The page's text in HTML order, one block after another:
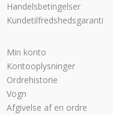
Handelsbetingelser
Kundetilfredshedsgaranti
Min konto
Kontooplysninger
Ordrehistorie
Vogn
Afgivelse af en ordre